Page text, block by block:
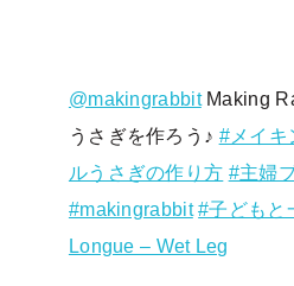
@makingrabbitMaking
うさぎを作ろう♪ #メイキ
ルうさぎの作り方 #主婦
#makingrabbit #子どもと
Longue – Wet Leg